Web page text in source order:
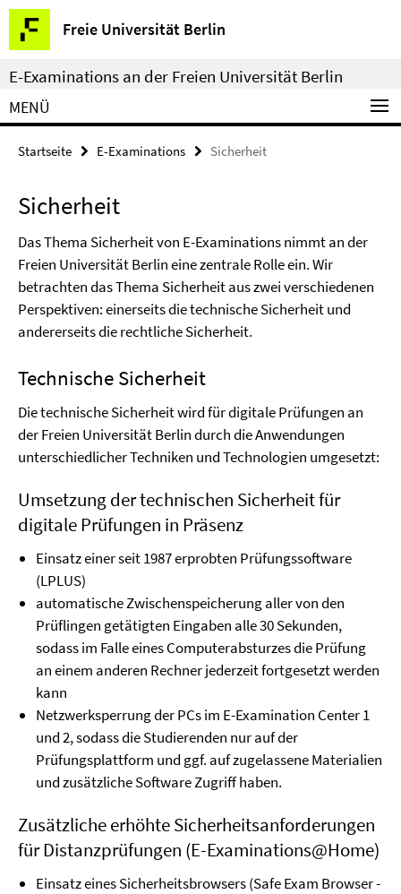
Springe
direkt
zu
Inhalt
Freie Universität Berlin
Service-
Navigation
E-Examinations an der Freien Universität Berlin
MENÜ
Startseite E-Examinations Sicherheit
Sicherheit
Das Thema Sicherheit von E-Examinations nimmt an der
Freien Universität Berlin eine zentrale Rolle ein. Wir
betrachten das Thema Sicherheit aus zwei verschiedenen
Perspektiven: einerseits die technische Sicherheit und
andererseits die rechtliche Sicherheit.
Technische Sicherheit
Die technische Sicherheit wird für digitale Prüfungen an
der Freien Universität Berlin durch die Anwendungen
unterschiedlicher Techniken und Technologien umgesetzt:
Umsetzung der technischen Sicherheit für
digitale Prüfungen in Präsenz
Einsatz einer seit 1987 erprobten Prüfungssoftware
(LPLUS)
automatische Zwischenspeicherung aller von den
Prüflingen getätigten Eingaben alle 30 Sekunden,
sodass im Falle eines Computerabsturzes die Prüfung
an einem anderen Rechner jederzeit fortgesetzt werden
kann
Netzwerksperrung der PCs im E-Examination Center 1
und 2, sodass die Studierenden nur auf der
Prüfungsplattform und ggf. auf zugelassene Materialien
und zusätzliche Software Zugriff haben.
Zusätzliche erhöhte Sicherheitsanforderungen
für Distanzprüfungen (E-Examinations@Home)
Einsatz eines Sicherheitsbrowsers (Safe Exam Browser -